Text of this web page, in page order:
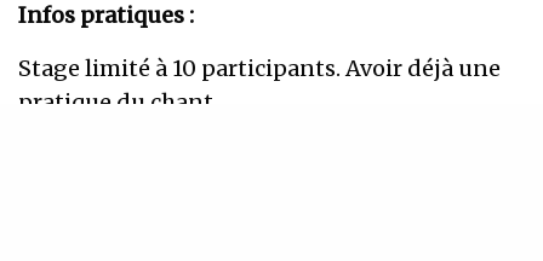
Infos pratiques :
Stage limité à 10 participants. Avoir déjà une
pratique du chant.